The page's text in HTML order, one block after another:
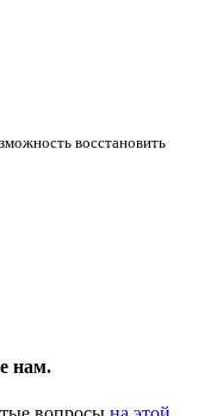
восстановить
нам.